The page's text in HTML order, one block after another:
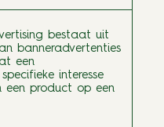
bestaat uit
banneradvertenties
een
interesse
een product op een